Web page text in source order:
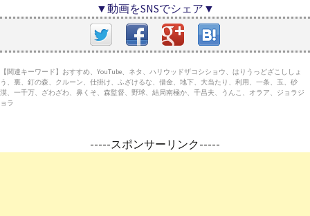
▼動画をSNSでシェア▼
【関連キーワード】おすすめ、YouTube、ネタ、ハリウッドザコシショウ、はりうっどざこししょ
う、裏、釘の森、クルーン、仕掛け、ふざけるな、借金、地下、大当たり、利用、一条、玉、砂
漠、一千万、ざわざわ、鼻くそ、森監督、野球、結局南極か、千昌夫、うんこ、オラア、ジョラジ
ョラ
-----スポンサーリンク-----